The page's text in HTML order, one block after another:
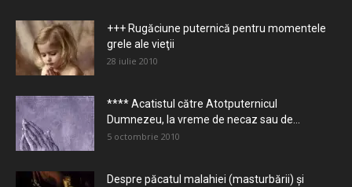
+++ Rugăciune puternică pentru momentele
grele ale vieţii
28 iulie 2010
**** Acatistul către Atotputernicul
Dumnezeu, la vreme de necaz sau de...
5 octombrie 2010
Despre păcatul malahiei (masturbării) şi